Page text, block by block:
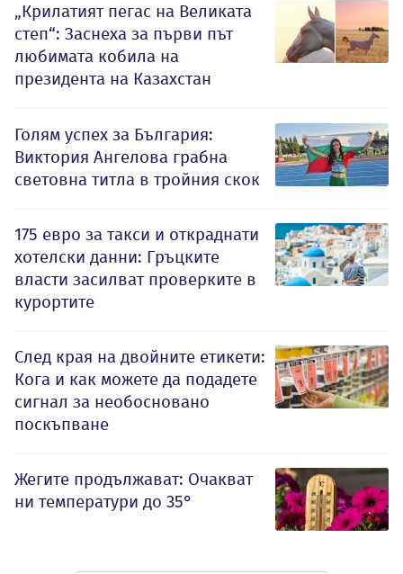
„Крилатият пегас на Великата
степ“: Заснеха за първи път
любимата кобила на
президента на Казахстан
Голям успех за България:
Виктория Ангелова грабна
световна титла в тройния скок
175 евро за такси и откраднати
хотелски данни: Гръцките
власти засилват проверките в
курортите
След края на двойните етикети:
Кога и как можете да подадете
сигнал за необосновано
поскъпване
Жегите продължават: Очакват
ни температури до 35°